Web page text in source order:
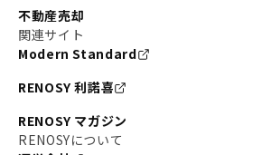
不動産売却
関連サイト
Modern Standard
RENOSY 利諾喜
RENOSY マガジン
RENOSYについて